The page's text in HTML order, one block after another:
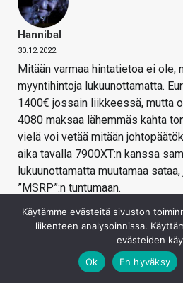
Hannibal
30.12.2022
Mitään varmaa hintatietoa ei ole,
myyntihintoja lukuunottamatta.
1400€ jossain liikkeessä, mutta
4080 maksaa lähemmäs kahta
vielä voi vetää mitään
aika tavalla 7900XT:n kanssa
lukuunottamatta muutamaa
”MSRP”:n tuntumaan.
Olen jo jonkin aikaa odottanut
uudet kortit MSRP +50 pinnaa
uusi korttisukupolvi julkaistaan ja
Käytämme evästeitä sivuston
liikenteen analysoinnissa.
evästeiden
Ok
En hyväksy